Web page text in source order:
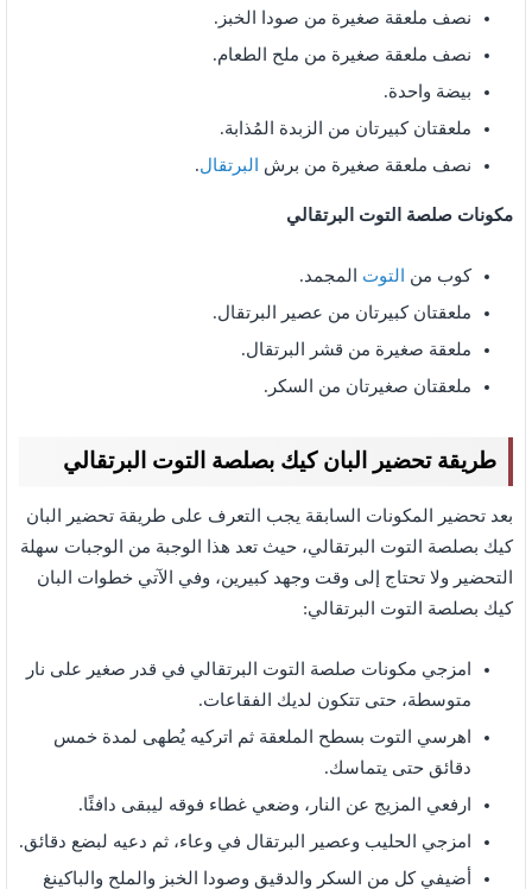
نصف ملعقة صغيرة من صودا الخبز.
نصف ملعقة صغيرة من ملح الطعام.
بيضة واحدة.
ملعقتان كبيرتان من الزبدة المُذابة.
نصف ملعقة صغيرة من برش
البرتقال.
مكونات صلصة التوت البرتقالي
كوب من التوت المجمد.
ملعقتان كبيرتان من عصير البرتقال.
ملعقة صغيرة من قشر البرتقال.
ملعقتان صغيرتان من السكر.
طريقة تحضير البان كيك بصلصة التوت البرتقالي
بعد تحضير المكونات السابقة يجب التعرف على طريقة تحضير البان
كيك بصلصة التوت البرتقالي، حيث تعد هذا الوجبة من الوجبات سهلة
التحضير ولا تحتاج إلى وقت وجهد كبيرين، وفي الآتي خطوات البان
كيك بصلصة التوت البرتقالي:
امزجي مكونات صلصة التوت البرتقالي في قدر صغير على نار
متوسطة، حتى تتكون لديك الفقاعات.
اهرسي التوت بسطح الملعقة ثم اتركيه يُطهى لمدة خمس
دقائق حتى يتماسك.
ارفعي المزيج عن النار، وضعي غطاء فوقه ليبقى دافئًا.
امزجي الحليب وعصير البرتقال في وعاء، ثم دعيه لبضع دقائق.
أضيفي كل من السكر والدقيق وصودا الخبز والملح والباكينغ